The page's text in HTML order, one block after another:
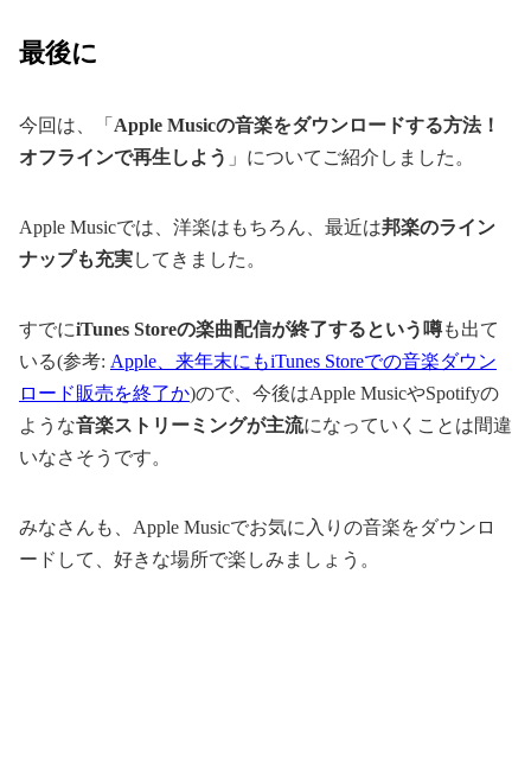
最後に
今回は、「 Apple Musicの音楽をダウンロードする方法！
オフラインで再生しよう 」についてご紹介しました。
Apple Musicでは、洋楽はもちろん、最近は邦楽のライン
ナップも充実してきました。
すでにiTunes Storeの楽曲配信が終了するという噂も出て
いる(参考: Apple、来年末にもiTunes Storeでの音楽ダウン
ロード販売を終了か)ので、今後はApple MusicやSpotifyの
ような音楽ストリーミングが主流になっていくことは間違
いなさそうです。
みなさんも、Apple Musicでお気に入りの音楽をダウンロ
ードして、好きな場所で楽しみましょう。